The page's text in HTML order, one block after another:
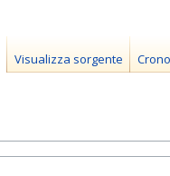
Visualizza sorgente